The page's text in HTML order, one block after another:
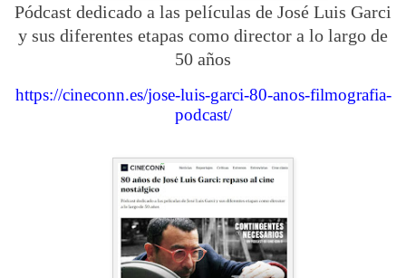
Pódcast dedicado a las películas de José Luis Garci
y sus diferentes etapas como director a lo largo de
50 años
https://cineconn.es/jose-luis-garci-80-anos-filmografia-
podcast/